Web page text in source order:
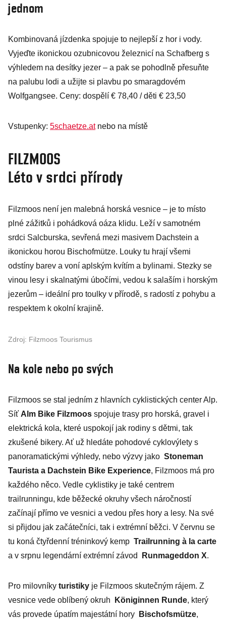
jednom
Kombinovaná jízdenka spojuje to nejlepší z hor i vody.
Vyjeďte ikonickou ozubnicovou železnicí na Schafberg s
výhledem na desítky jezer – a pak se pohodlně přesuňte
na palubu lodi a užijte si plavbu po smaragdovém
Wolfgangsee. Ceny: dospělí € 78,40 / děti € 23,50
Vstupenky: 5schaetze.atnebo na místě
FILZMOOS
Léto v srdci přírody
Filzmoos není jen malebná horská vesnice – je to místo
plné zážitků i pohádková oáza klidu. Leží v samotném
srdci Salcburska, sevřená mezi masivem Dachstein a
ikonickou horou Bischofmütze. Louky tu hrají všemi
odstíny barev a voní aplským kvítím a bylinami. Stezky se
vinou lesy i skalnatými úbočími, vedou k salaším i horským
jezerům – ideální pro toulky v přírodě, s radostí z pohybu a
respektem k okolní krajině.
Zdroj: Filzmoos Tourismus
Na kole nebo po svých
Filzmoos se stal jedním z hlavních cyklistických center Alp.
Síť Alm Bike Filzmoos spojuje trasy pro horská, gravel i
elektrická kola, které uspokojí jak rodiny s dětmi, tak
zkušené bikery. Ať už hledáte pohodové cyklovýlety s
panoramatickými výhledy, nebo výzvy jako Stoneman
Taurista a Dachstein Bike Experience, Filzmoos má pro
každého něco. Vedle cyklistiky je také centrem
trailrunningu, kde běžecké okruhy všech náročností
začínají přímo ve vesnici a vedou přes hory a lesy. Na své
si přijdou jak začátečníci, tak i extrémní běžci. V červnu se
tu koná čtyřdenní tréninkový kemp Trailrunning à la carte
a v srpnu legendární extrémní závod
Runmageddon X.
Pro milovníky turistiky je Filzmoos skutečným rájem. Z
vesnice vede oblíbený okruh
Königinnen Runde, který
vás provede úpatím majestátní hory
Bischofsmütze,